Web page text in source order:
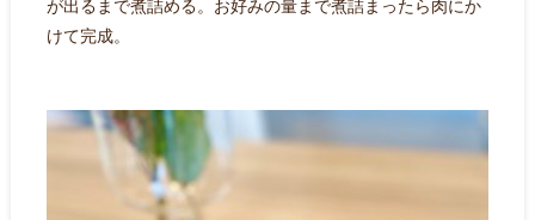
が出るまで煮詰める。お好みの量まで煮詰まったら肉にか
けて完成。